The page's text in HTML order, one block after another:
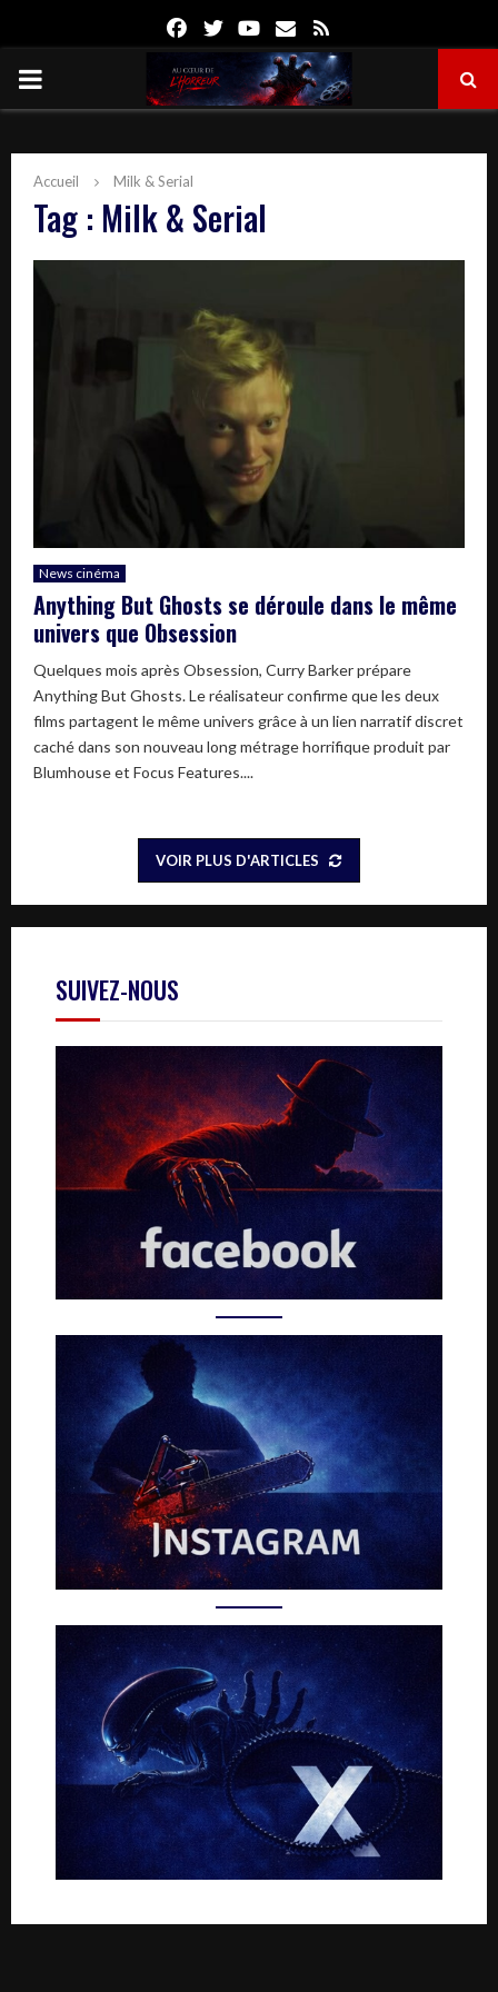
FacebookTwitterYoutube
Email
PRIMARY
Accueil Milk & Serial
Tag : Milk & Serial
News cinéma
Anything But Ghosts se déroule dans le même
univers que Obsession
Quelques mois après Obsession, Curry Barker prépare
Anything But Ghosts. Le réalisateur confirme que les deux
films partagent le même univers grâce à un lien narratif discret
caché dans son nouveau long métrage horrifique produit par
Blumhouse et Focus Features....
VOIR PLUS D'ARTICLES
SUIVEZ-NOUS